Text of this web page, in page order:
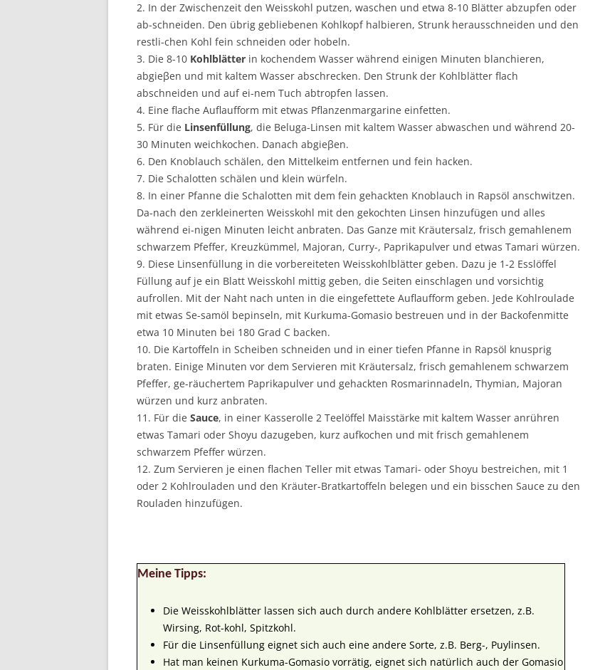
2. In der Zwischenzeit den Weisskohl putzen, waschen und etwa 8-10 Blätter abzupfen oder
ab-schneiden. Den übrig gebliebenen Kohlkopf halbieren, Strunk herausschneiden und den
restli-chen Kohl fein schneiden oder hobeln.
3. Die 8-10 Kohlblätter in kochendem Wasser während einigen Minuten blanchieren,
abgieβen und mit kaltem Wasser abschrecken. Den Strunk der Kohlblätter flach
abschneiden und auf ei-nem Tuch abtropfen lassen.
4. Eine flache Auflaufform mit etwas Pflanzenmargarine einfetten.
5. Für die Linsenfüllung, die Beluga-Linsen mit kaltem Wasser abwaschen und während 20-
30 Minuten weichkochen. Danach abgieβen.
6. Den Knoblauch schälen, den Mittelkeim entfernen und fein hacken.
7. Die Schalotten schälen und klein würfeln.
8. In einer Pfanne die Schalotten mit dem fein gehackten Knoblauch in Rapsöl anschwitzen.
Da-nach den zerkleinerten Weisskohl mit den gekochten Linsen hinzufügen und alles
während ei-nigen Minuten leicht anbraten. Das Ganze mit Kräutersalz, frisch gemahlenem
schwarzem Pfeffer, Kreuzkümmel, Majoran, Curry-, Paprikapulver und etwas Tamari würzen.
9. Diese Linsenfüllung in die vorbereiteten Weisskohlblätter geben. Dazu je 1-2 Esslöffel
Füllung auf je ein Blatt Weisskohl mittig geben, die Seiten einschlagen und vorsichtig
aufrollen. Mit der Naht nach unten in die eingefettete Auflaufform geben. Jede Kohlroulade
mit etwas Se-samöl bepinseln, mit Kurkuma-Gomasio bestreuen und in der Backofenmitte
etwa 10 Minuten bei 180 Grad C backen.
10. Die Kartoffeln in Scheiben schneiden und in einer tiefen Pfanne in Rapsöl knusprig
braten. Einige Minuten vor dem Servieren mit Kräutersalz, frisch gemahlenem schwarzem
Pfeffer, ge-räuchertem Paprikapulver und gehackten Rosmarinnadeln, Thymian, Majoran
würzen und kurz anbraten.
11. Für die Sauce, in einer Kasserolle 2 Teelöffel Maisstärke mit kaltem Wasser anrühren
etwas Tamari oder Shoyu dazugeben, kurz aufkochen und mit frisch gemahlenem
schwarzem Pfeffer würzen.
12. Zum Servieren je einen flachen Teller mit etwas Tamari- oder Shoyu bestreichen, mit 1
oder 2 Kohlrouladen und den Kräuter-Bratkartoffeln belegen und ein bisschen Sauce zu den
Rouladen hinzufügen.
Meine Tipps:
Die Weisskohlblätter lassen sich auch durch andere Kohlblätter ersetzen, z.B.
Wirsing, Rot-kohl, Spitzkohl.
Für die Linsenfüllung eignet sich auch eine andere Sorte, z.B. Berg-, Puylinsen.
Hat man keinen Kurkuma-Gomasio vorrätig, eignet sich natürlich auch der Gomasio